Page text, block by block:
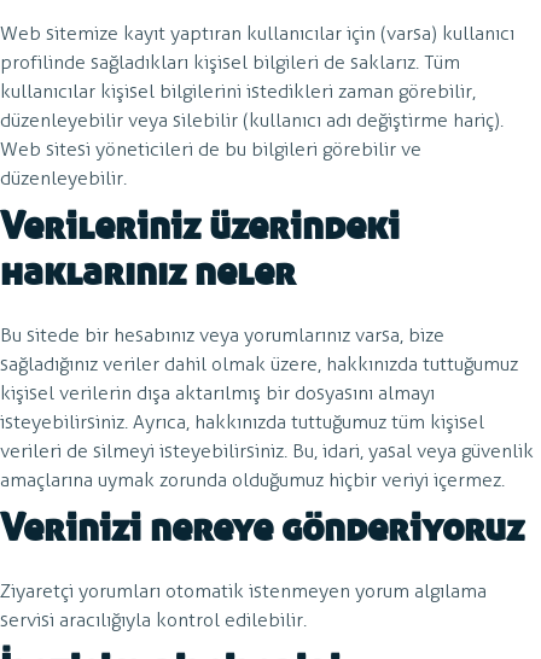
Web sitemize kayıt yaptıran kullanıcılar için (varsa) kullanıcı
profilinde sağladıkları kişisel bilgileri de saklarız. Tüm
kullanıcılar kişisel bilgilerini istedikleri zaman görebilir,
düzenleyebilir veya silebilir (kullanıcı adı değiştirme hariç).
Web sitesi yöneticileri de bu bilgileri görebilir ve
düzenleyebilir.
Verileriniz üzerindeki
haklarınız neler
Bu sitede bir hesabınız veya yorumlarınız varsa, bize
sağladığınız veriler dahil olmak üzere, hakkınızda tuttuğumuz
kişisel verilerin dışa aktarılmış bir dosyasını almayı
isteyebilirsiniz. Ayrıca, hakkınızda tuttuğumuz tüm kişisel
verileri de silmeyi isteyebilirsiniz. Bu, idari, yasal veya güvenlik
amaçlarına uymak zorunda olduğumuz hiçbir veriyi içermez.
Verinizi nereye gönderiyoruz
Ziyaretçi yorumları otomatik istenmeyen yorum algılama
servisi aracılığıyla kontrol edilebilir.